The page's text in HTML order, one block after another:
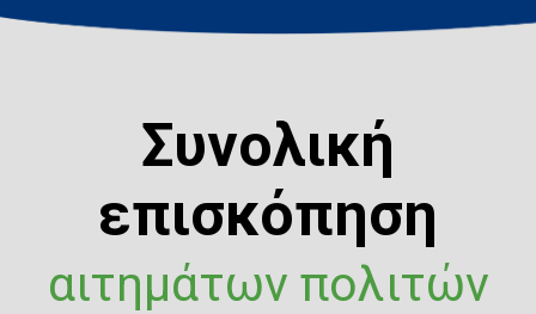
Συνολική
επισκόπηση
αιτημάτων πολιτών